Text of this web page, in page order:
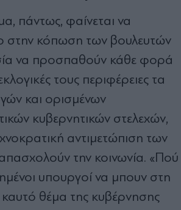
πάντως, φαίνεται να
στην κόπωση των βουλευτών
να προσπαθούν κάθε φορά
τους περιφέρειες τα
και ορισμένων
κυβερνητικών στελεχών,
αντιμετώπιση των
την κοινωνία. «Πού
υπουργοί να μπουν στη
θέμα της κυβέρνησης